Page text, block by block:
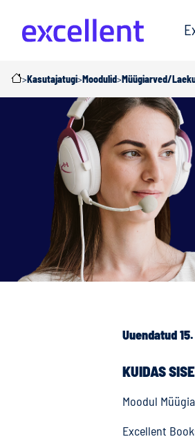
>Kasutajatugi>Moodulid>Müügiarved/
Uuendatud
KUIDAS
Moodul
Excellent